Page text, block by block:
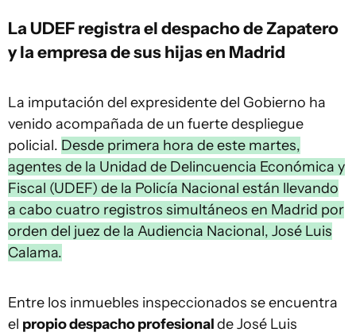
La UDEF registra el despacho de Zapatero
y la empresa de sus hijas en Madrid
La imputación del expresidente del Gobierno ha
venido acompañada de un fuerte despliegue
policial. Desde primera hora de este martes,
agentes de la Unidad de Delincuencia Económica y
Fiscal (UDEF) de la Policía Nacional están llevando
a cabo cuatro registros simultáneos en Madrid por
orden del juez de la Audiencia Nacional, José Luis
Calama.
Entre los inmuebles inspeccionados se encuentra
el propio despacho profesionalde José Luis